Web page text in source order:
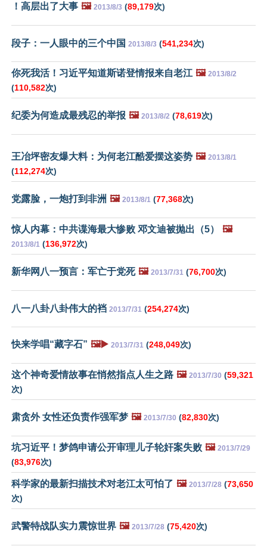
！高层出了大事 🖼️ 2013/8/3 (89,179次)
段子：一人眼中的三个中国 2013/8/3 (541,234次)
你死我活！习近平知道斯诺登情报来自老江 🖼️ 2013/8/2
(110,582次)
纪委为何造成最残忍的举报 🖼️ 2013/8/2 (78,619次)
王冶坪密友爆大料：为何老江酷爱摆这姿势 🖼️ 2013/8/1
(112,274次)
党露脸，一炮打到非洲 🖼️ 2013/8/1 (77,368次)
惊人内幕：中共谍海最大惨败 邓文迪被抛出（5） 🖼️
2013/8/1 (136,972次)
新华网八一预言：军亡于党死 🖼️ 2013/7/31 (76,700次)
八一八卦八卦伟大的裆 2013/7/31 (254,274次)
快来学唱“藏字石” 🖼️▶️ 2013/7/31 (248,049次)
这个神奇爱情故事在悄然指点人生之路 🖼️ 2013/7/30 (59,321
次)
肃贪外 女性还负责作强军梦 🖼️ 2013/7/30 (82,830次)
坑习近平！梦鸽申请公开审理儿子轮奸案失败 🖼️ 2013/7/29
(83,976次)
科学家的最新扫描技术对老江太可怕了 🖼️ 2013/7/28 (73,650
次)
武警特战队实力震惊世界 🖼️ 2013/7/28 (75,420次)